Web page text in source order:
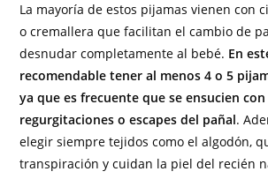
La mayoría de estos pijamas vienen con
o cremallera que facilitan el cambio de
desnudar completamente al bebé. En
recomendable tener al menos 4 o 5
ya que es frecuente que se ensucien
regurgitaciones o escapes del pañal.
elegir siempre tejidos como el algodón,
transpiración y cuidan la piel del recién